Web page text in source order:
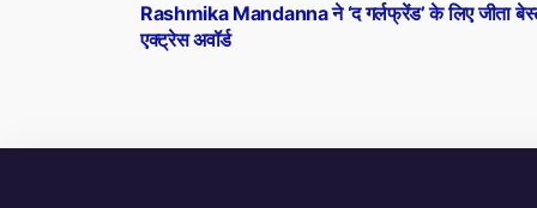
navigationpost:
Rashmika Mandanna ने ‘द गर्लफ्रेंड’ के लिए जीता
एक्ट्रेस अवॉर्ड